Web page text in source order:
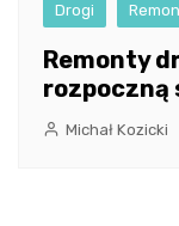
Drogi
Remonty
rozpoczną
Michał Kozicki